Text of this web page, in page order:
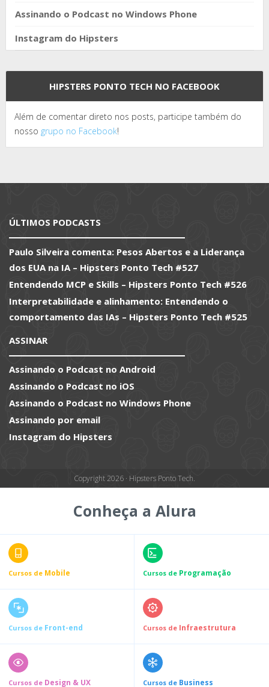
Assinando o Podcast no Windows Phone
Instagram do Hipsters
HIPSTERS PONTO TECH NO FACEBOOK
Além de comentar direto nos posts, participe também do
nosso grupo no Facebook!
ÚLTIMOS PODCASTS
Paulo Silveira comenta: Pesos Abertos e a Liderança
dos EUA na IA – Hipsters Ponto Tech #527
Entendendo MCP e Skills – Hipsters Ponto Tech #526
Interpretabilidade e alinhamento: Entendendo o
comportamento das IAs – Hipsters Ponto Tech #525
ASSINAR
Assinando o Podcast no Android
Assinando o Podcast no iOS
Assinando o Podcast no Windows Phone
Assinando por email
Instagram do Hipsters
Copyright 2026 · Hipsters Ponto Tech.
Conheça a Alura
Cursos de Mobile Cursos de Programação
Cursos de Front-end Cursos de Infraestrutura
Cursos de Design & UX Cursos de Business